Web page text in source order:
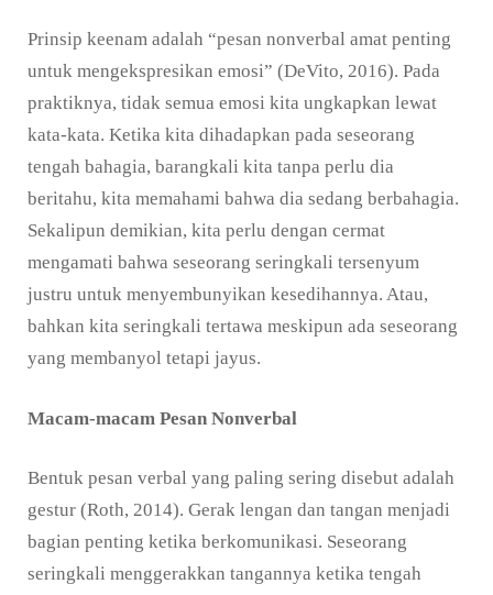
Prinsip keenam adalah “pesan nonverbal amat penting
untuk mengekspresikan emosi” (DeVito, 2016). Pada
praktiknya, tidak semua emosi kita ungkapkan lewat
kata-kata. Ketika kita dihadapkan pada seseorang
tengah bahagia, barangkali kita tanpa perlu dia
beritahu, kita memahami bahwa dia sedang berbahagia.
Sekalipun demikian, kita perlu dengan cermat
mengamati bahwa seseorang seringkali tersenyum
justru untuk menyembunyikan kesedihannya. Atau,
bahkan kita seringkali tertawa meskipun ada seseorang
yang membanyol tetapi jayus.
Macam-macam Pesan Nonverbal
Bentuk pesan verbal yang paling sering disebut adalah
gestur (Roth, 2014). Gerak lengan dan tangan menjadi
bagian penting ketika berkomunikasi. Seseorang
seringkali menggerakkan tangannya ketika tengah